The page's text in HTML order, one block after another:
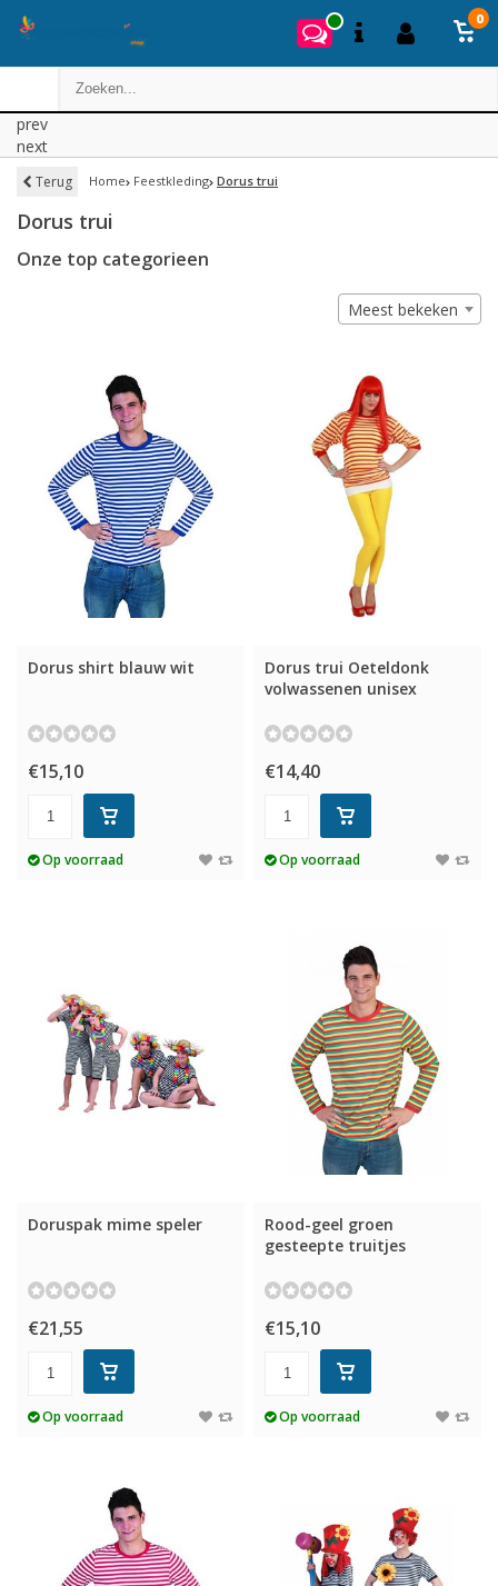
0
prev
next
Terug Home Feestkleding Dorus trui
Dorus trui
Onze top categorieen
Meest bekeken
Dorus shirt blauw wit
€15,10
Op voorraad
Dorus trui Oeteldonk
volwassenen unisex
€14,40
Op voorraad
Doruspak mime speler
€21,55
Op voorraad
Rood-geel groen
gesteepte truitjes
€15,10
Op voorraad